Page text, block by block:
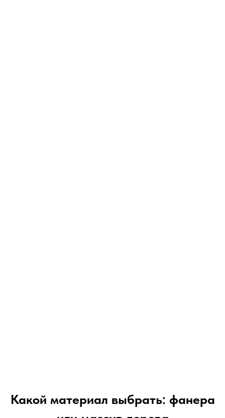
Какой материал выбрать: фанера